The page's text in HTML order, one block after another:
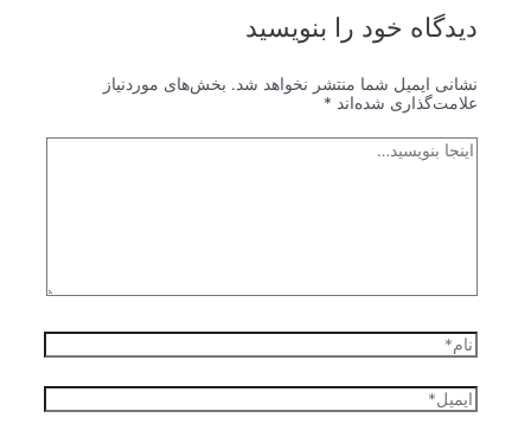
دیدگاه‌ خود را بنویسید
نشانی ایمیل شما منتشر نخواهد شد. بخش‌های موردنیاز
علامت‌گذاری شده‌اند *
اینجا
بنویسید…
نام*
ایمیل*